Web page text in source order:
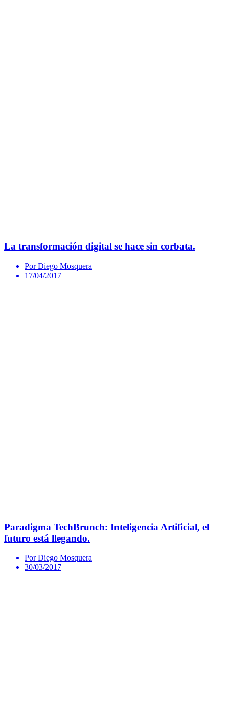
La transformación digital se hace sin corbata.
Por Diego Mosquera
17/04/2017
Paradigma TechBrunch: Inteligencia Artificial, el
futuro está llegando.
Por Diego Mosquera
30/03/2017